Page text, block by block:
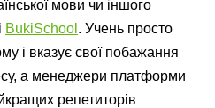
мови чи іншого
BukiSchool . Учень просто
і вказує свої побажання
а менеджери платформи
репетиторів